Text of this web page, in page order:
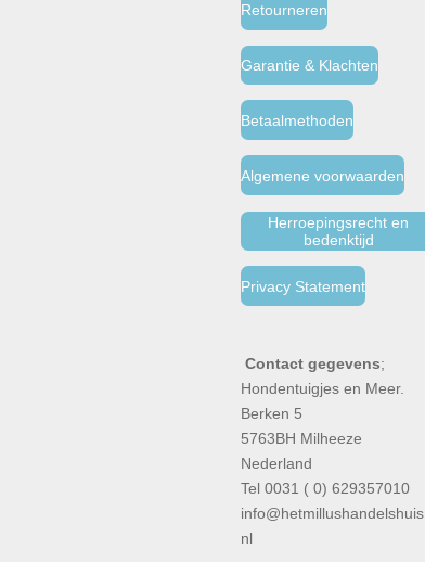
Retourneren
Garantie & Klachten
Betaalmethoden
Algemene voorwaarden
Herroepingsrecht en
bedenktijd
Privacy Statement
Contact gegevens;
Hondentuigjes en Meer.
Berken 5
5763BH Milheeze
Nederland
Tel 0031 ( 0) 629357010
info@hetmillushandelshuis.
nl